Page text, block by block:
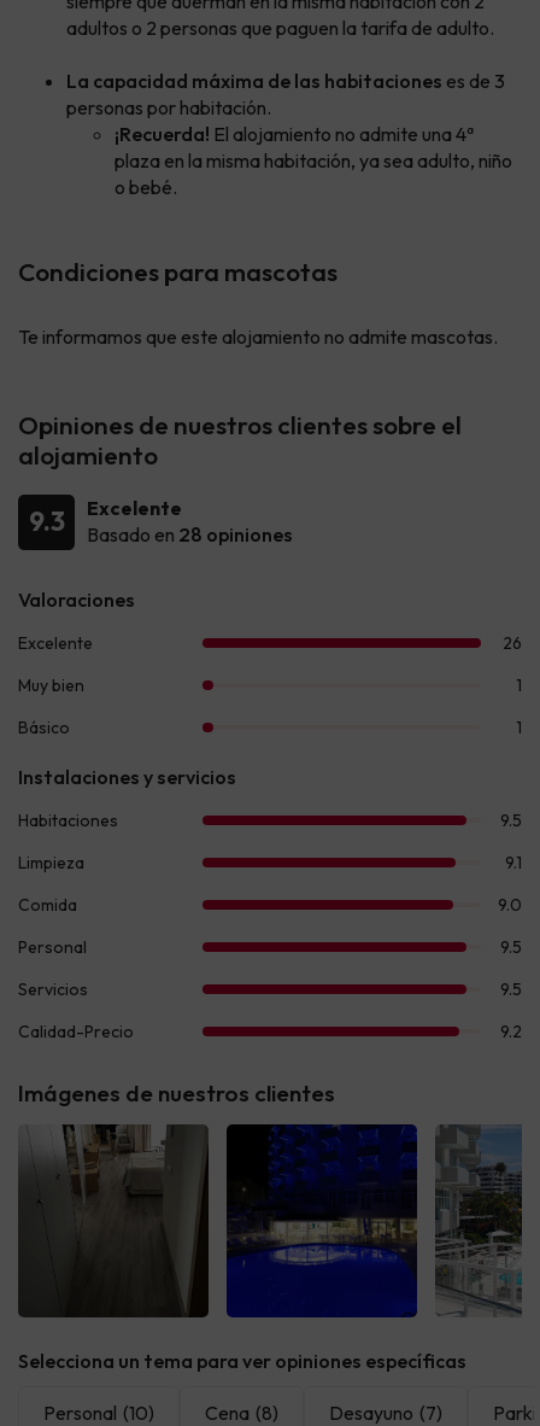
adultos o 2 personas que paguen la tarifa de adulto.
La capacidad máxima de las habitaciones es de 3
personas por habitación.
¡Recuerda! El alojamiento no admite una 4ª
plaza en la misma habitación, ya sea adulto, niño
o bebé.
Condiciones para mascotas
Te informamos que este alojamiento no admite mascotas.
Opiniones de nuestros clientes sobre el
alojamiento
9.3
Excelente
Basado en 28 opiniones
Imágenes de nuestros clientes
Selecciona un tema para ver opiniones específicas
Personal (10) Cena (8) Desayuno (7)